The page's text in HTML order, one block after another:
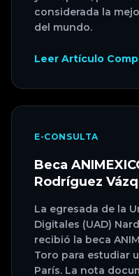
considerada la
del mundo.
Leer Artículo
E-CONSULTA
Beca
Rodríguez
La egresada de la
Digitales (UAD)
recibió la beca
Toro para estudiar
París. La nota